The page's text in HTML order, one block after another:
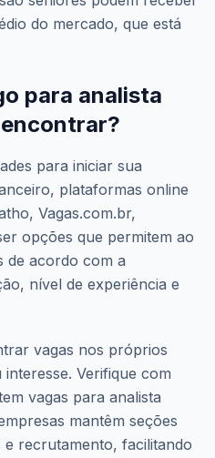
do mercado, que está
para analista
para iniciar sua
plataformas online
Vagas.com.br,
opções que permitem ao
de acordo com a
nível de experiência e
vagas nos próprios
interesse. Verifique com
vagas para analista
mantêm seções
recrutamento, facilitando